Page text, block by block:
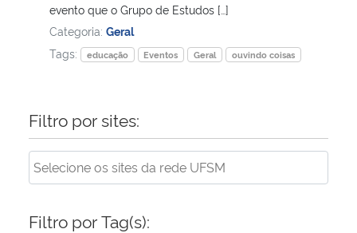
Secretaria-Geral
Gabinete de Segurança Institucional
Advocacia-Geral da União
evento que o Grupo de Estudos […]
Categoria: Geral
Tags:
educação Eventos Geral ouvindo coisas
Filtro por sites:
Filtro por Tag(s):